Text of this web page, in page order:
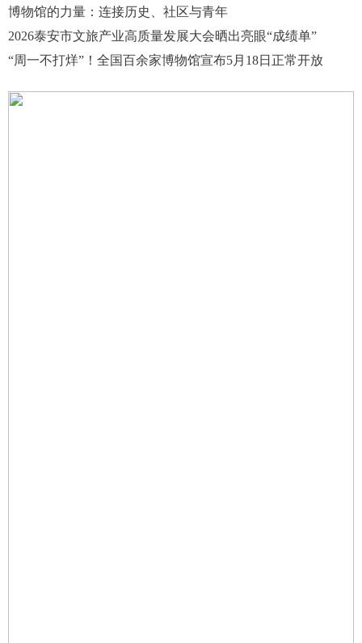
博物馆的力量：连接历史、社区与青年
2026泰安市文旅产业高质量发展大会晒出亮眼“成绩单”
“周一不打烊”！全国百余家博物馆宣布5月18日正常开放